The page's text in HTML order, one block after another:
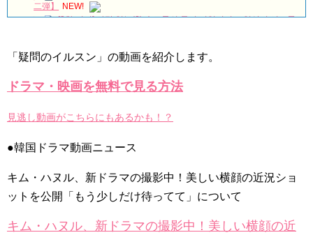
二弾】
NEW!
[3차 티저] 사랑 없는(?) 솔로들의 동거 리얼리티🔥 일상이 시트콤
味とは？韓国俳優の突然の別れ NEW!
no.112 NEW!
The Untold Collapse of Yoo Ah-in
で水木ドラマ1位をキープ Big News TV
ない」伝統の一戦で覚醒なるか⚾
21世紀の大君夫人DUET💓#韓国ドラマ #21世紀の大君夫人
「違う（ちがう）・異なる」を韓国語では？「다르다（タル
ダ）」の意味・使い方について
について
の意味・使い方について
「疑問のイルスン」の動画を紹介します。
ドラマ・映画を無料で見る方法
見逃し動画がこちらにもあるかも！？
●韓国ドラマ動画ニュース
キム・ハヌル、新ドラマの撮影中！美しい横顔の近況ショ
ットを公開「もう少しだけ待ってて」について
キム・ハヌル、新ドラマの撮影中！美しい横顔の近